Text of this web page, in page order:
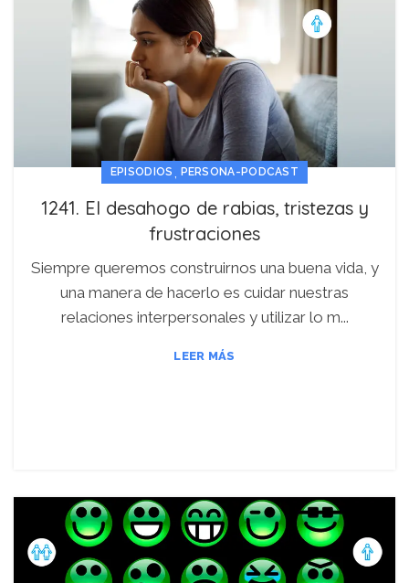
EPISODIOS PERSONA-PODCAST
1241. El desahogo de rabias, tristezas y
frustraciones
Siempre queremos construirnos una buena vida, y
una manera de hacerlo es cuidar nuestras
relaciones interpersonales y utilizar lo m...
LEER MÁS